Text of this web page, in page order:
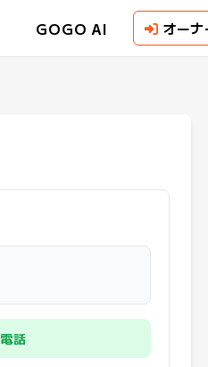
GOGO AI オー
電話